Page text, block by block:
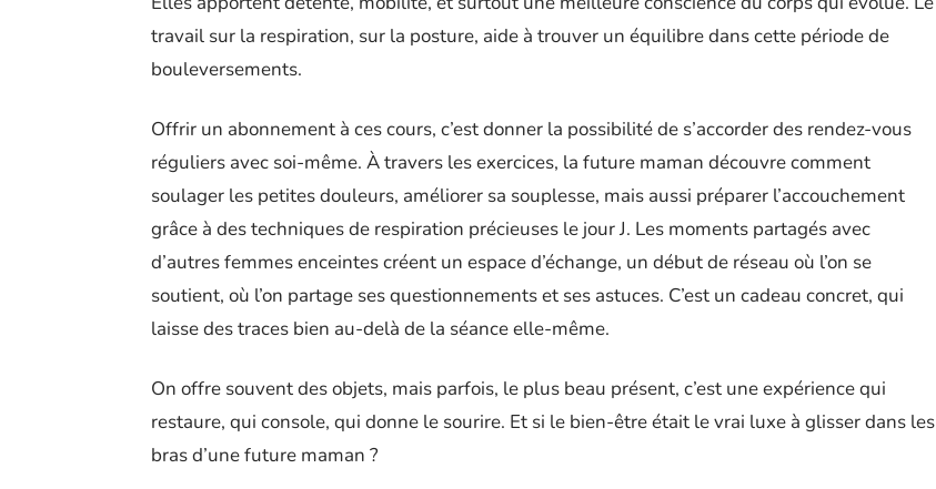
travail sur la respiration, sur la posture, aide à trouver un équilibre dans cette période de
bouleversements.
Offrir un abonnement à ces cours, c’est donner la possibilité de s’accorder des rendez-vous
réguliers avec soi-même. À travers les exercices, la future maman découvre comment
soulager les petites douleurs, améliorer sa souplesse, mais aussi préparer l’accouchement
grâce à des techniques de respiration précieuses le jour J. Les moments partagés avec
d’autres femmes enceintes créent un espace d’échange, un début de réseau où l’on se
soutient, où l’on partage ses questionnements et ses astuces. C’est un cadeau concret, qui
laisse des traces bien au-delà de la séance elle-même.
On offre souvent des objets, mais parfois, le plus beau présent, c’est une expérience qui
restaure, qui console, qui donne le sourire. Et si le bien-être était le vrai luxe à glisser dans les
bras d’une future maman ?